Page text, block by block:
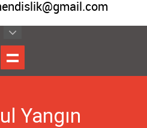
Yangın